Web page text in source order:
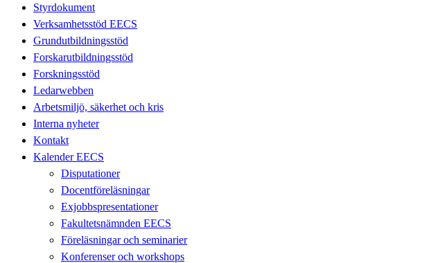
Styrdokument
Verksamhetsstöd EECS
Grundutbildningsstöd
Forskarutbildningsstöd
Forskningsstöd
Ledarwebben
Arbetsmiljö, säkerhet och kris
Interna nyheter
Kontakt
Kalender EECS
Disputationer
Docentföreläsningar
Exjobbspresentationer
Fakultetsnämnden EECS
Föreläsningar och seminarier
Konferenser och workshops